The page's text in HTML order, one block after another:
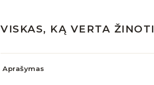
VISKAS, KĄ VERTA ŽINOTI
Aprašymas